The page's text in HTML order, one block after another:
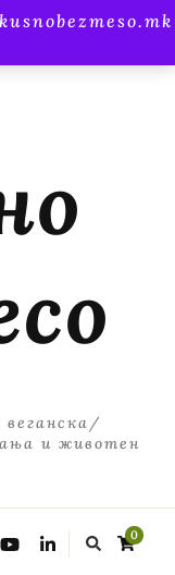
и животен
0